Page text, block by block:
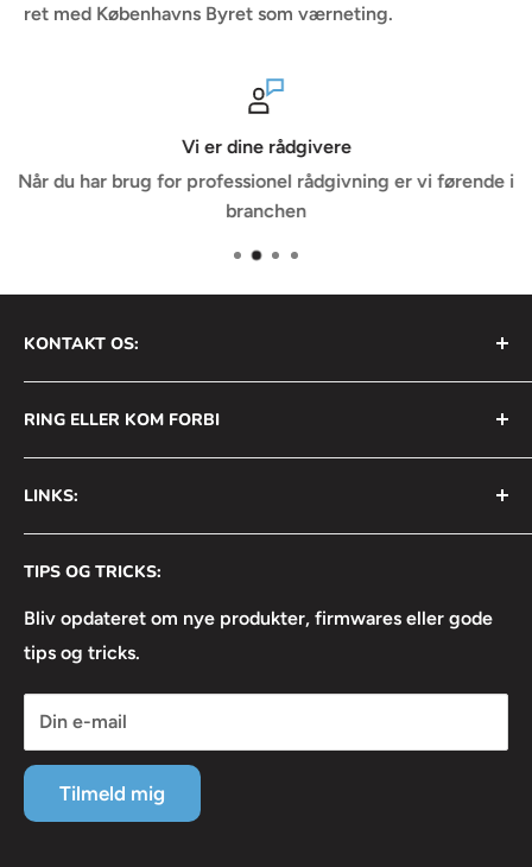
ret med Københavns Byret som værneting.
Vi er dine rådgivere
Når du har brug for professionel rådgivning er vi førende i
branchen
KONTAKT OS:
AVS Nordic ApS
Bådehavnsgade 2B
2450 København SV
Info@avsnordic.com
RING ELLER KOM FORBI
+45 31 111 699
08:30 - 16:30
LINKS:
⦿ Handelsbetingelser
⦿ Returneringsformular
⦿ Lejebetingelser
⦿ Linkedin
⦿ Facebook
⦿ Instagram
⦿ Servicevilkår
⦿ Refusionspolitik
TIPS OG TRICKS:
Bliv opdateret om nye produkter, firmwares eller gode
tips og tricks.
Din e-mail
Tilmeld mig